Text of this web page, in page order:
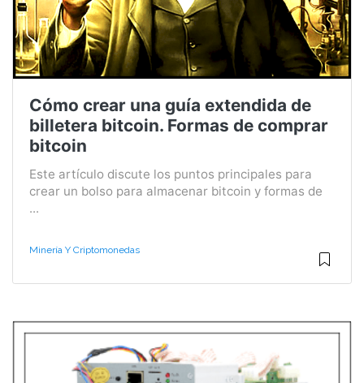
Cómo crear una guía extendida de
billetera bitcoin. Formas de comprar
bitcoin
Este artículo discute los puntos principales para
crear un bolso para almacenar bitcoin y formas de
...
Minería Y Criptomonedas